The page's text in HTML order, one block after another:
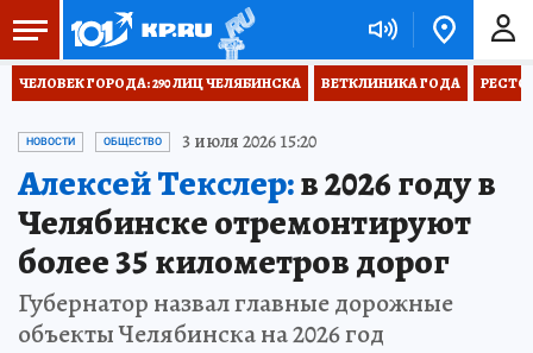
ЧЕЛОВЕК ГОРОДА: 290 ЛИЦ ЧЕЛЯБИНСКА ВЕТКЛИНИКА ГОДА
НОВОСТИ ОБЩЕСТВО 3 июля 2026 15:20
Алексей Текслер:в 2026 году в
Челябинске отремонтируют
более 35 километров дорог
Губернатор назвал главные дорожные
объекты Челябинска на 2026 год